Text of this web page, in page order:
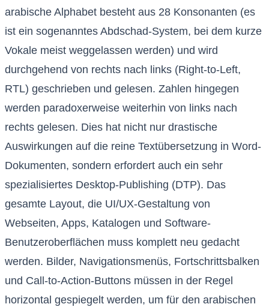
arabische Alphabet besteht aus 28 Konsonanten (es
ist ein sogenanntes Abdschad-System, bei dem kurze
Vokale meist weggelassen werden) und wird
durchgehend von rechts nach links (Right-to-Left,
RTL) geschrieben und gelesen. Zahlen hingegen
werden paradoxerweise weiterhin von links nach
rechts gelesen. Dies hat nicht nur drastische
Auswirkungen auf die reine Textübersetzung in Word-
Dokumenten, sondern erfordert auch ein sehr
spezialisiertes Desktop-Publishing (DTP). Das
gesamte Layout, die UI/UX-Gestaltung von
Webseiten, Apps, Katalogen und Software-
Benutzeroberflächen muss komplett neu gedacht
werden. Bilder, Navigationsmenüs, Fortschrittsbalken
und Call-to-Action-Buttons müssen in der Regel
horizontal gespiegelt werden, um für den arabischen